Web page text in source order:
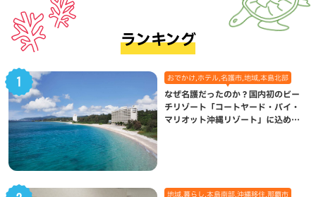
ランキング
おでかけ,ホテル,名護市,地域,本島北部
なぜ名護だったのか？国内初のビー
チリゾート「コートヤード・バイ・
マリオット沖縄リゾート」に込めら
地域,暮らし,本島南部,沖縄移住,那覇市